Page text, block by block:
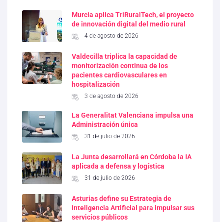
Murcia aplica TriRuralTech, el proyecto
de innovación digital del medio rural
4 de agosto de 2026
Valdecilla triplica la capacidad de
monitorización continua de los
pacientes cardiovasculares en
hospitalización
3 de agosto de 2026
La Generalitat Valenciana impulsa una
Administración única
31 de julio de 2026
La Junta desarrollará en Córdoba la IA
aplicada a defensa y logística
31 de julio de 2026
Asturias define su Estrategia de
Inteligencia Artificial para impulsar sus
servicios públicos